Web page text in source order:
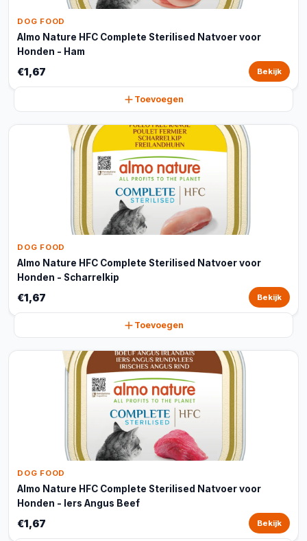
DOG FOOD
Almo Nature HFC Complete Sterilised Natvoer voor
Honden - Ham
€1,67 Bekijk
Toevoegen
DOG FOOD
Almo Nature HFC Complete Sterilised Natvoer voor
Honden - Scharrelkip
€1,67 Bekijk
Toevoegen
DOG FOOD
Almo Nature HFC Complete Sterilised Natvoer voor
Honden - Iers Angus Beef
€1,67 Bekijk